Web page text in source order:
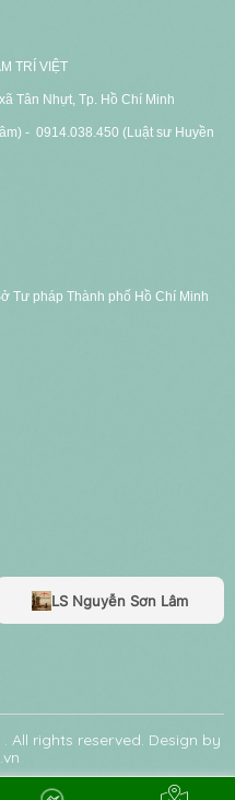
TRÍ VIỆT
Tân Nhựt, Tp. Hồ Chí Minh
- 0914.038.450 (Luật sư Huyền
Tư pháp Thành phố Hồ Chí Minh
LS Nguyễn Sơn Lâm
. All rights reserved. Design by